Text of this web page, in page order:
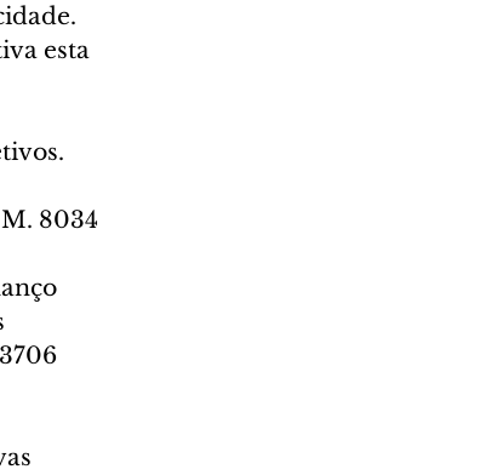
esta
8034